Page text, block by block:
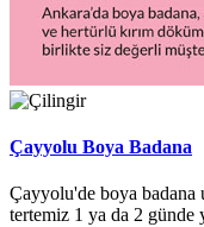
Çayyolu Boya Badana
Çayyolu'de boya
tertemiz 1 ya da 2 günde